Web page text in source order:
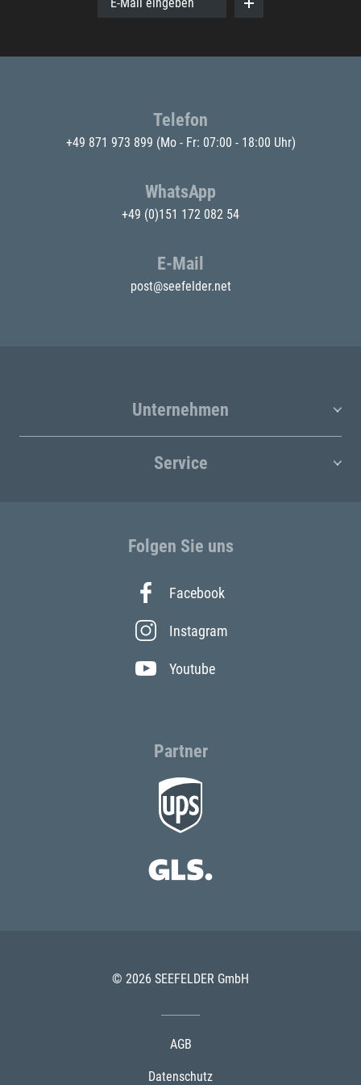
Telefon
+49 871 973 899 (Mo - Fr: 07:00 - 18:00 Uhr)
WhatsApp
+49 (0)151 172 082 54
E-Mail
post@seefelder.net
Unternehmen
Service
Folgen Sie uns
Facebook
Instagram
Youtube
Partner
© 2026 SEEFELDER GmbH
AGB
Datenschutz